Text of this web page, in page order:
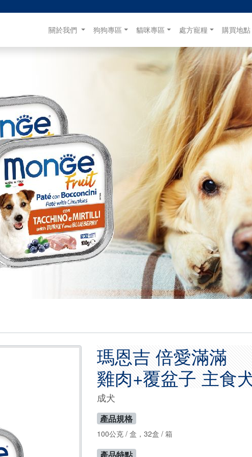
關於我們 (目前)狗狗專區 貓咪專區 處方寵糧 購買地點
瑪恩吉 倍愛滿滿
雞肉+覆盆子 主食
成犬
產品規格
100公克 / 盒，32盒 / 箱